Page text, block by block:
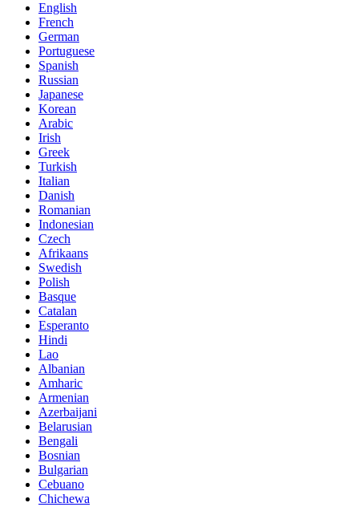
English
French
German
Portuguese
Spanish
Russian
Japanese
Korean
Arabic
Irish
Greek
Turkish
Italian
Danish
Romanian
Indonesian
Czech
Afrikaans
Swedish
Polish
Basque
Catalan
Esperanto
Hindi
Lao
Albanian
Amharic
Armenian
Azerbaijani
Belarusian
Bengali
Bosnian
Bulgarian
Cebuano
Chichewa